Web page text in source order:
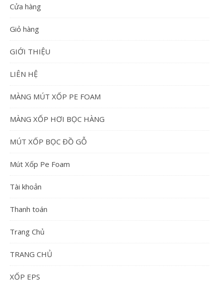
Cửa hàng
Giỏ hàng
GIỚI THIỆU
LIÊN HỆ
MÀNG MÚT XỐP PE FOAM
MÀNG XỐP HƠI BỌC HÀNG
MÚT XỐP BỌC ĐỒ GỖ
Mút Xốp Pe Foam
Tài khoản
Thanh toán
Trang Chủ
TRANG CHỦ
XỐP EPS